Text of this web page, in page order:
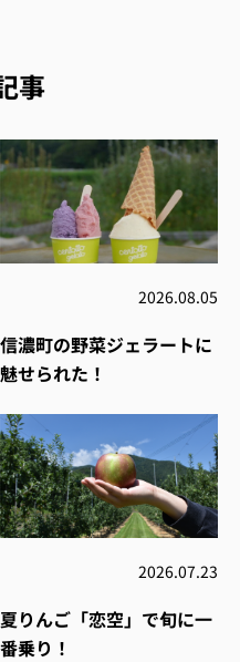
事
2026.08.05
信濃町の野菜ジェラートに
魅せられた！
2026.07.23
夏りんご「恋空」で旬に一
番乗り！